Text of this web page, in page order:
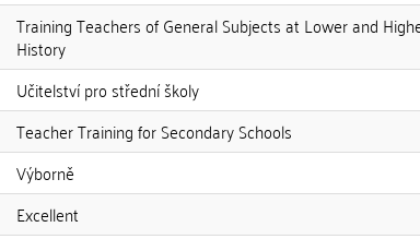
Training Teachers of General Subjects at Lower and
History
Učitelství pro střední školy
Teacher Training for Secondary Schools
Výborně
Excellent